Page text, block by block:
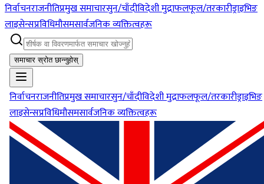
निर्वाचनराजनीतिप्रमुख समाचारसुन/चाँदीविदेशी मुद्राफलफूल/तरकारीड्राइभिङ
लाइसेन्सप्रविधिमौसमसार्वजनिक व्यक्तित्वहरू
समाचार स्रोत छान्नुहोस्
निर्वाचनराजनीतिप्रमुख समाचारसुन/चाँदीविदेशी मुद्राफलफूल/तरकारीड्राइभिङ
लाइसेन्सप्रविधिमौसमसार्वजनिक व्यक्तित्वहरू